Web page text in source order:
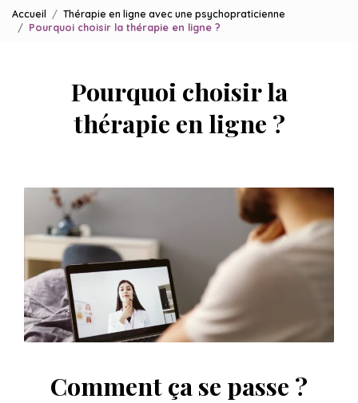
Accueil
Thérapie en ligne avec une psychopraticienne
Pourquoi choisir la thérapie en ligne ?
Pourquoi choisir la
thérapie en ligne ?
Comment ça se passe ?